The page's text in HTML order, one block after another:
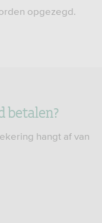
opgezegd.
betalen?
hangt af van